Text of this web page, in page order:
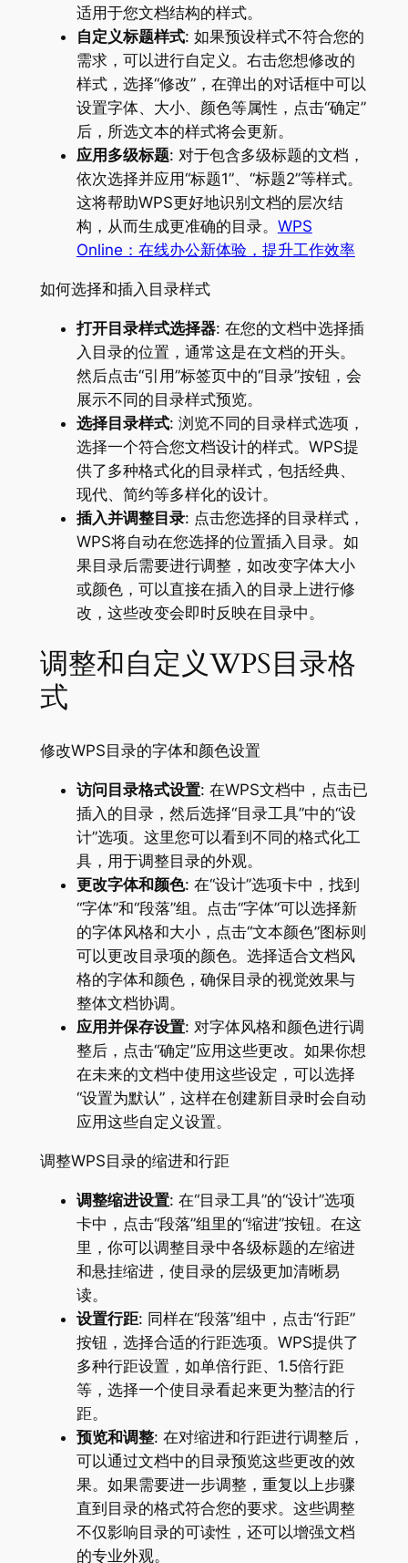
适用于您文档结构的样式。
自定义标题样式: 如果预设样式不符合您的
需求，可以进行自定义。右击您想修改的
样式，选择“修改”，在弹出的对话框中可以
设置字体、大小、颜色等属性，点击“确定”
后，所选文本的样式将会更新。
应用多级标题: 对于包含多级标题的文档，
依次选择并应用“标题1”、“标题2”等样式。
这将帮助WPS更好地识别文档的层次结
构，从而生成更准确的目录。 WPS
Online：在线办公新体验，提升工作效率
如何选择和插入目录样式
打开目录样式选择器: 在您的文档中选择插
入目录的位置，通常这是在文档的开头。
然后点击“引用”标签页中的“目录”按钮，会
展示不同的目录样式预览。
选择目录样式: 浏览不同的目录样式选项，
选择一个符合您文档设计的样式。WPS提
供了多种格式化的目录样式，包括经典、
现代、简约等多样化的设计。
插入并调整目录: 点击您选择的目录样式，
WPS将自动在您选择的位置插入目录。如
果目录后需要进行调整，如改变字体大小
或颜色，可以直接在插入的目录上进行修
改，这些改变会即时反映在目录中。
调整和自定义WPS目录格
式
修改WPS目录的字体和颜色设置
访问目录格式设置: 在WPS文档中，点击已
插入的目录，然后选择“目录工具”中的“设
计”选项。这里您可以看到不同的格式化工
具，用于调整目录的外观。
更改字体和颜色: 在“设计”选项卡中，找到
“字体”和“段落”组。点击“字体”可以选择新
的字体风格和大小，点击“文本颜色”图标则
可以更改目录项的颜色。选择适合文档风
格的字体和颜色，确保目录的视觉效果与
整体文档协调。
应用并保存设置: 对字体风格和颜色进行调
整后，点击“确定”应用这些更改。如果你想
在未来的文档中使用这些设定，可以选择
“设置为默认”，这样在创建新目录时会自动
应用这些自定义设置。
调整WPS目录的缩进和行距
调整缩进设置: 在“目录工具”的“设计”选项
卡中，点击“段落”组里的“缩进”按钮。在这
里，你可以调整目录中各级标题的左缩进
和悬挂缩进，使目录的层级更加清晰易
读。
设置行距: 同样在“段落”组中，点击“行距”
按钮，选择合适的行距选项。WPS提供了
多种行距设置，如单倍行距、1.5倍行距
等，选择一个使目录看起来更为整洁的行
距。
预览和调整: 在对缩进和行距进行调整后，
可以通过文档中的目录预览这些更改的效
果。如果需要进一步调整，重复以上步骤
直到目录的格式符合您的要求。这些调整
不仅影响目录的可读性，还可以增强文档
的专业外观。